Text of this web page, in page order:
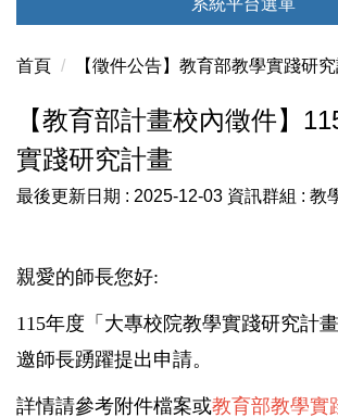
教學資源中心簡介
相關法規
業務執掌
常見問題
最新消息
系統平台選單
創新教學平台(TronClass)
教務處線上印件系統(日間部)
首頁 【徵件公告】教育部教學實踐研
【教育部計畫校內徵件】
實踐研究計畫
最後更新日期 : 2025-12-03 資訊群組 : 教
親愛的師長您好:
115年度「大專校院教學實踐研究計
邀師長踴躍提出申請。
詳情請參考附件檔案或教育部教學實